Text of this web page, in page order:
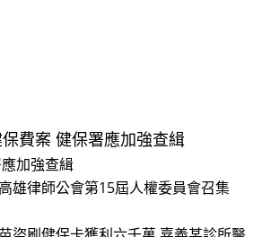
費案 健保署應加強查緝
加強查緝
雄律師公會第15屆人權委員會召集